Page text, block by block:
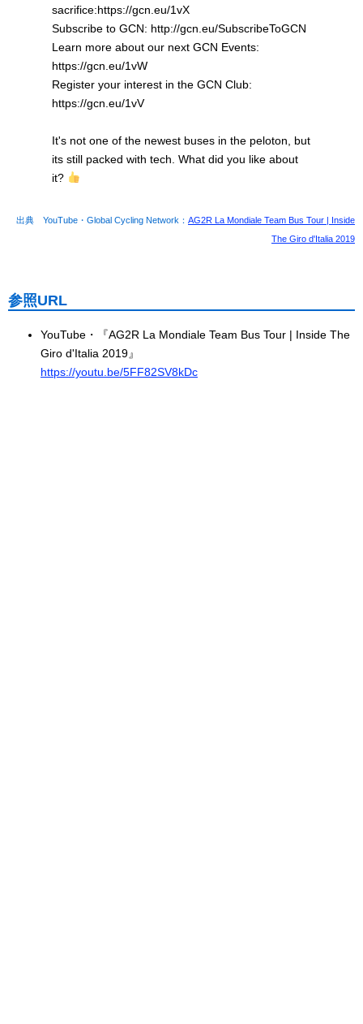
sacrifice:https://gcn.eu/1vX
Subscribe to GCN: http://gcn.eu/SubscribeToGCN
Learn more about our next GCN Events:
https://gcn.eu/1vW
Register your interest in the GCN Club:
https://gcn.eu/1vV
It's not one of the newest buses in the peloton, but
its still packed with tech. What did you like about
it?
出典 YouTube・Global Cycling Network： AG2R La Mondiale Team Bus Tour | Inside
The Giro d'Italia 2019
参照URL
YouTube・『AG2R La Mondiale Team Bus Tour | Inside The
Giro d'Italia 2019』
https://youtu.be/5FF82SV8kDc